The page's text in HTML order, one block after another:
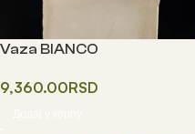
Vaza BIANCO
9,360.00RSD